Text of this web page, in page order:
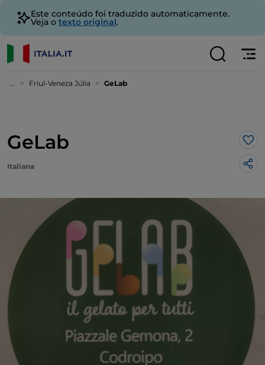
Este conteúdo foi traduzido automaticamente.
Veja o texto original.
... Friul-Veneza Júlia GeLab
GeLab
Italiana